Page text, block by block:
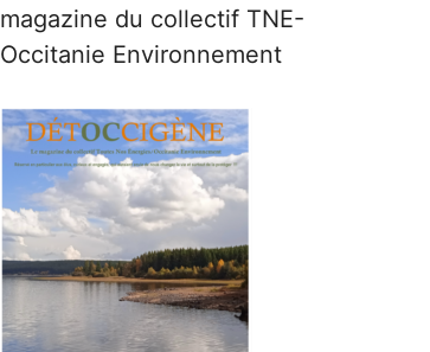
magazine du collectif TNE-
Occitanie Environnement